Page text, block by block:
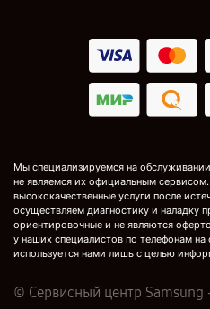
Мы специализируемся на
не являемся их официальным
высококачественные услуги после
осуществляем диагностику и наладку
ориентировочные и не являются
у наших специалистов по телефонам
используется нами лишь с целью
© Сервисный центр Samsung